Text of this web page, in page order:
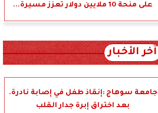
على منحة 10 ملايين دولار تعزز مسيرة...
آخر الأخبار
جامعة سوهاج :إنقاذ طفل في إصابة نادرة.
بعد اختراق إبرة جدار القلب